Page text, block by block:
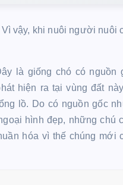
vậy, khi nuôi người nuôi
là giống chó có nguồn
hiện ra tại vùng đất
lồ. Do có nguồn gốc
hình đẹp, những
hóa vì thế chúng mới